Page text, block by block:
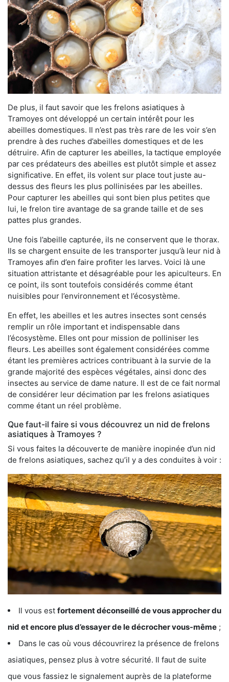
De plus, il faut savoir que les frelons asiatiques à
Tramoyes ont développé un certain intérêt pour les
abeilles domestiques. Il n’est pas très rare de les voir s’en
prendre à des ruches d’abeilles domestiques et de les
détruire. Afin de capturer les abeilles, la tactique employée
par ces prédateurs des abeilles est plutôt simple et assez
significative. En effet, ils volent sur place tout juste au-
dessus des fleurs les plus pollinisées par les abeilles.
Pour capturer les abeilles qui sont bien plus petites que
lui, le frelon tire avantage de sa grande taille et de ses
pattes plus grandes.
Une fois l’abeille capturée, ils ne conservent que le thorax.
Ils se chargent ensuite de les transporter jusqu’à leur nid à
Tramoyes afin d’en faire profiter les larves. Voici là une
situation attristante et désagréable pour les apiculteurs. En
ce point, ils sont toutefois considérés comme étant
nuisibles pour l’environnement et l’écosystème.
En effet, les abeilles et les autres insectes sont censés
remplir un rôle important et indispensable dans
l’écosystème. Elles ont pour mission de polliniser les
fleurs. Les abeilles sont également considérées comme
étant les premières actrices contribuant à la survie de la
grande majorité des espèces végétales, ainsi donc des
insectes au service de dame nature. Il est de ce fait normal
de considérer leur décimation par les frelons asiatiques
comme étant un réel problème.
Que faut-il faire si vous découvrez un nid de frelons
asiatiques à Tramoyes ?
Si vous faites la découverte de manière inopinée d’un nid
de frelons asiatiques, sachez qu’il y a des conduites à voir :
Il vous est fortement déconseillé de vous approcher du
nid et encore plus d’essayer de le décrocher vous-même ;
Dans le cas où vous découvrirez la présence de frelons
asiatiques, pensez plus à votre sécurité. Il faut de suite
que vous fassiez le signalement auprès de la plateforme